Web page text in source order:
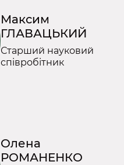
Максим
ГЛАВАЦЬКИЙ
Старший науковий
співробітник
Олена
РОМАНЕНКО